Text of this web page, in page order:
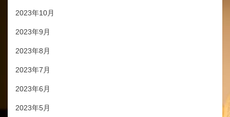
2023年10月
2023年9月
2023年8月
2023年7月
2023年6月
2023年5月